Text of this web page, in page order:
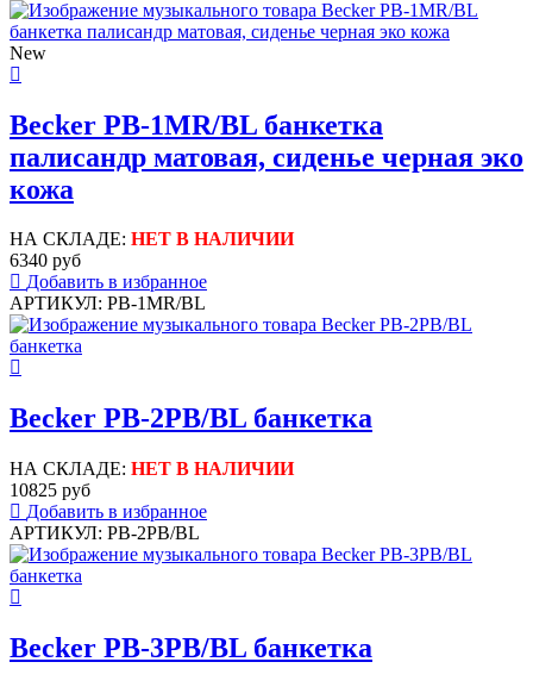
New
Becker PB-1MR/BL банкетка
палисандр матовая, сиденье черная эко
кожа
НА СКЛАДЕ: НЕТ В НАЛИЧИИ
6340 руб
Добавить в избранное
АРТИКУЛ: PB-1MR/BL
Becker PB-2PB/BL банкетка
НА СКЛАДЕ: НЕТ В НАЛИЧИИ
10825 руб
Добавить в избранное
АРТИКУЛ: PB-2PB/BL
Becker PB-3PB/BL банкетка